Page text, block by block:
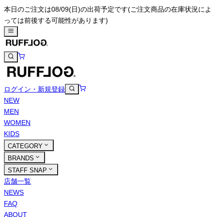
本日のご注文は08/09(日)の出荷予定です(ご注文商品の在庫状況によ
っては前後する可能性があります)
ログイン・新規登録
NEW
MEN
WOMEN
KIDS
CATEGORY
BRANDS
STAFF SNAP
店舗一覧
NEWS
FAQ
ABOUT